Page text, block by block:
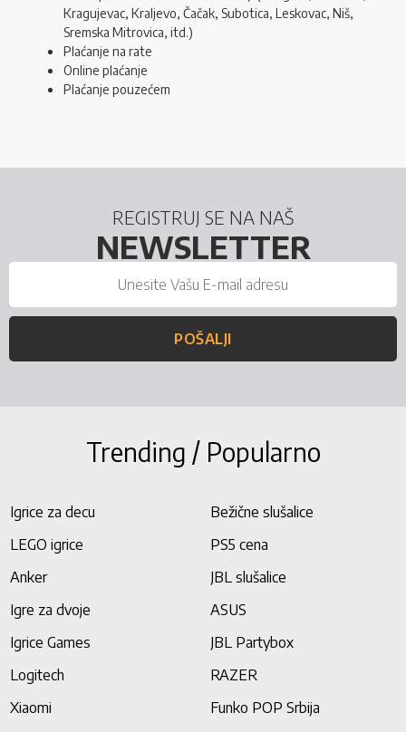
Kragujevac, Kraljevo, Čačak, Subotica, Leskovac, Niš,
Sremska Mitrovica, itd.)
Plaćanje na rate
Online plaćanje
Plaćanje pouzećem
REGISTRUJ SE NA NAŠ
NEWSLETTER
POŠALJI
Trending / Popularno
Igrice za decu
Bežične slušalice
LEGO igrice
PS5 cena
Anker
JBL slušalice
Igre za dvoje
ASUS
Igrice Games
JBL Partybox
Logitech
RAZER
Xiaomi
Funko POP Srbija